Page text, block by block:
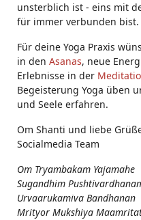
unsterblich ist - eins mit
für immer verbunden bist.
Für deine Yoga Praxis
in den Asanas, neue
Erlebnisse in der
Begeisterung Yoga üben
und Seele erfahren.
Om Shanti und liebe
Socialmedia Team
Om Tryambakam Yajamahe
Sugandhim
Urvaarukamiva Bandhanan
Mrityor Mukshiya